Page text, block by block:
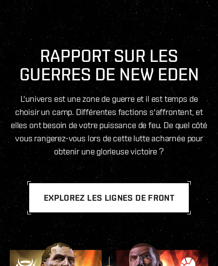
RAPPORT SUR LES
GUERRES DE NEW EDEN
L'univers est une zone de guerre et il est temps de
choisir un camp. Différentes factions s'affrontent, et
elles ont besoin de votre puissance de feu. De quel côté
vous rangerez-vous lors de cette lutte acharnée pour
obtenir une glorieuse victoire ?
EXPLOREZ LES LIGNES DE FRONT